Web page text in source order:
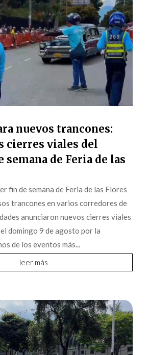
nuevos trancones:
cierres viales del
de Feria de las
fin de semana de Feria de las Flores
trancones en varios corredores de
anunciaron nuevos cierres viales
domingo 9 de agosto por la
de los eventos más...
leer más